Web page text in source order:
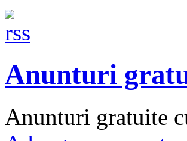
Anunturi
Anunturi gratuite